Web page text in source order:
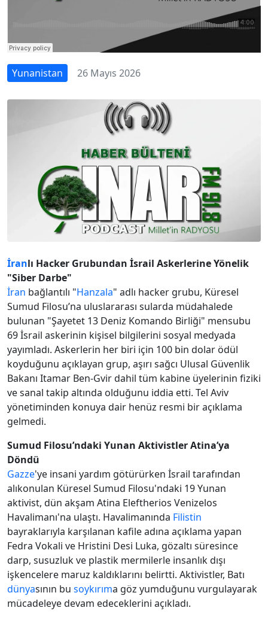
Yunanistan 26 Mayıs 2026
İranlı Hacker Grubundan İsrail Askerlerine Yönelik
"Siber Darbe"
İran bağlantılı "Hanzala" adlı hacker grubu, Küresel
Sumud Filosu’na uluslararası sularda müdahalede
bulunan "Şayetet 13 Deniz Komando Birliği" mensubu
69 İsrail askerinin kişisel bilgilerini sosyal medyada
yayımladı. Askerlerin her biri için 100 bin dolar ödül
koyduğunu açıklayan grup, aşırı sağcı Ulusal Güvenlik
Bakanı Itamar Ben-Gvir dahil tüm kabine üyelerinin fiziki
ve sanal takip altında olduğunu iddia etti. Tel Aviv
yönetiminden konuya dair henüz resmi bir açıklama
gelmedi.
Sumud Filosu’ndaki Yunan Aktivistler Atina’ya
Döndü
Gazze'ye insani yardım götürürken İsrail tarafından
alıkonulan Küresel Sumud Filosu'ndaki 19 Yunan
aktivist, dün akşam Atina Eleftherios Venizelos
Havalimanı'na ulaştı. Havalimanında Filistin
bayraklarıyla karşılanan kafile adına açıklama yapan
Fedra Vokali ve Hristini Desi Luka, gözaltı süresince
darp, susuzluk ve plastik mermilerle insanlık dışı
işkencelere maruz kaldıklarını belirtti. Aktivistler, Batı
dünyasının bu soykırıma göz yumduğunu vurgulayarak
mücadeleye devam edeceklerini açıkladı.